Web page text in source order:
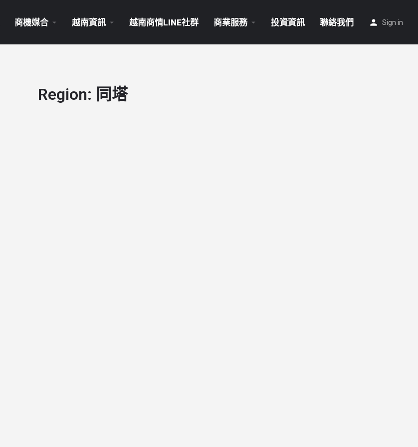
商機媒合 越南資訊 越南商情LINE社群 商業服務 投資資訊 聯絡我們 Sign in
Region: 同塔